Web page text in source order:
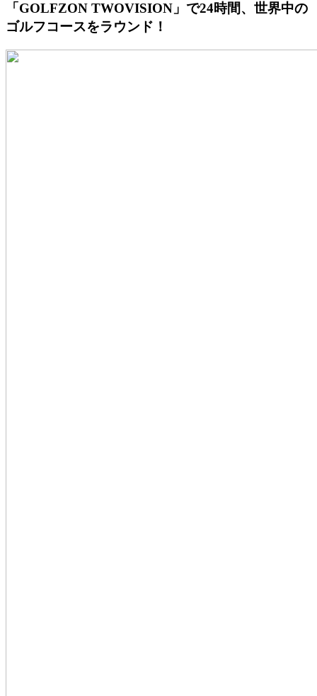
「GOLFZON TWOVISION」で24時間、世界中の
ゴルフコースをラウンド！